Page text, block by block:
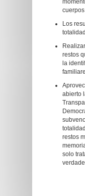
Los
restos
la
abierto
restos
solo